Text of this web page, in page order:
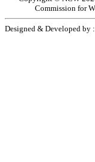
Commission for
Designed & Developed by :